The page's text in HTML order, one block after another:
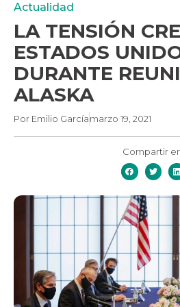
Actualidad
LA TENSIÓN
ESTADOS
DURANTE
ALASKA
Por Emilio Garcíamarzo 19, 2021
Compartir